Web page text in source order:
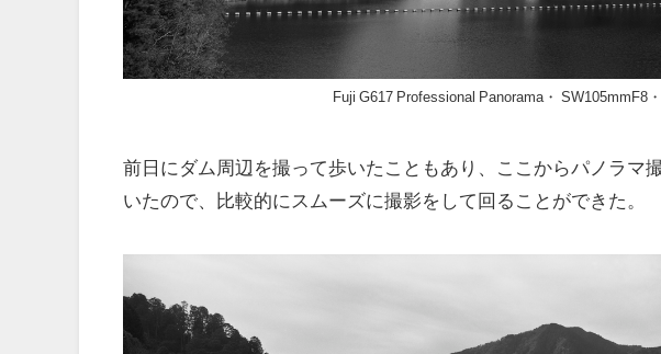
Fuji G617 Professional Panorama・ SW105mmF8
前日にダム周辺を撮って歩いたこともあり、ここからパノラマ
いたので、比較的にスムーズに撮影をして回ることができた。